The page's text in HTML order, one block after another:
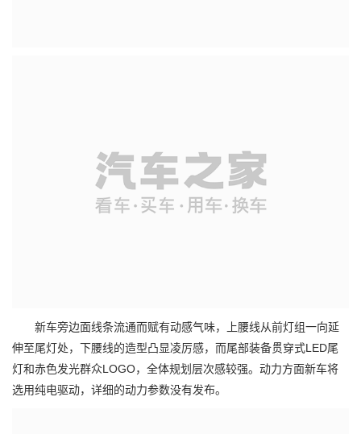
新车旁边面线条流通而赋有动感气味，上腰线从前灯组一向延
伸至尾灯处，下腰线的造型凸显凌厉感，而尾部装备贯穿式LED尾
灯和赤色发光群众LOGO，全体规划层次感较强。动力方面新车将
选用纯电驱动，详细的动力参数没有发布。